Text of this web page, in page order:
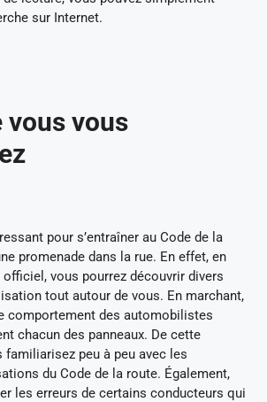
sur Internet.
vous vous
pour s’entraîner au Code de la
promenade dans la rue. En effet, en
officiel, vous pourrez découvrir divers
tout autour de vous. En marchant,
comportement des automobilistes
chacun des panneaux. De cette
familiarisez peu à peu avec les
du Code de la route. Également,
les erreurs de certains conducteurs qui